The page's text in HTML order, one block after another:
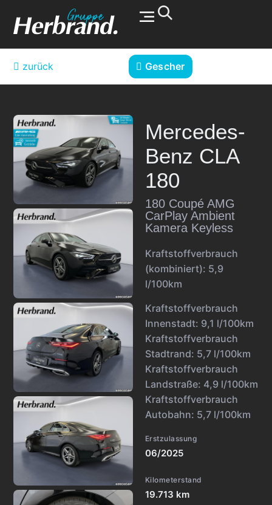
zurück Gescher
Mercedes-
Benz CLA
180
180 Coupé AMG
CarPlay Ambient
Kamera Keyless
Kraftstoffverbrauch
(kombiniert): 5,9
l/100km
Kraftstoffverbrauch
Innenstadt: 9,1 l/100km
Kraftstoffverbrauch
Stadtrand: 5,7 l/100km
Kraftstoffverbrauch
Landstraße: 4,9 l/100km
Kraftstoffverbrauch
Autobahn: 5,7 l/100km
Erstzulassung
06/2025
Kilometerstand
19.713 km